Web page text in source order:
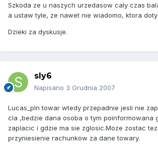
Szkoda ze u naszych urzedasow caly czas
a ustaw tyle, ze nawet nie wiadomo, ktora
Dzieki za dyskusje.
sly6
Napisano 3 Grudnia 2007
Lucas_pln towar wtedy przepadnie jesli nie
cla ,bedzie dana osoba o tym poinformowana
zaplacic i gdzie ma sie zglosic.Moze zostac
przyniesienie rachunkow za dane towary.